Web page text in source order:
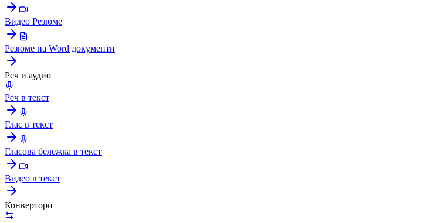
Видео Резюме
Резюме на Word документи
Реч и аудио
Реч в текст
Глас в текст
Гласова бележка в текст
Видео в текст
Конвертори